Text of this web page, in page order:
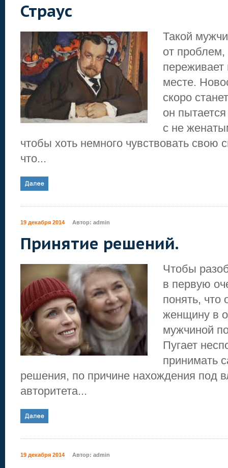
Страус
Такой
от проблем,
переживает
месте.
скоро
он
с не
чтобы хоть немного чувствовать свою
что...
19 декабря 2014 Автор: admin
Принятие решений.
Чтобы
в первую
понять, что
женщину в
мужчиной
Пугает
принимать
решения, по причине нахождения под
авторитета...
19 декабря 2014 Автор: admin